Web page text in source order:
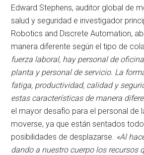
Edward Stephens, auditor global de
salud y seguridad e investigador
Robotics and Discrete Automation,
manera diferente según el tipo de
fuerza laboral, hay personal de
planta y personal de servicio. La
fatiga, productividad, calidad y
estas características de manera
el mayor desafío para el personal de
moverse, ya que están sentados
posibilidades de desplazarse. «Al
dando a nuestro cuerpo los recursos